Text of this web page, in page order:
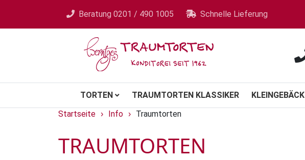
Beratung 0201 / 490 1005 Schnelle Lieferung
TORTEN TRAUMTORTEN KLASSIKER KLEINGEBÄCK
Startseite › Info › Traumtorten
TRAUMTORTEN